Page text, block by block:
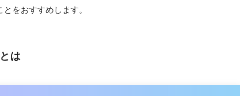
とをおすすめします。
は